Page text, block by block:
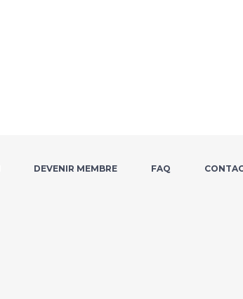
DEVENIR MEMBRE FAQ